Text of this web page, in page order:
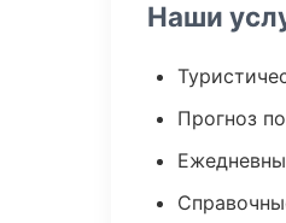
Наши
Прогноз